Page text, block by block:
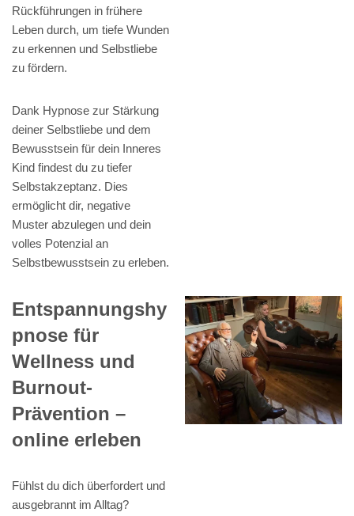
Rückführungen in frühere
Leben durch, um tiefe Wunden
zu erkennen und Selbstliebe
zu fördern.
Dank Hypnose zur Stärkung
deiner Selbstliebe und dem
Bewusstsein für dein Inneres
Kind findest du zu tiefer
Selbstakzeptanz. Dies
ermöglicht dir, negative
Muster abzulegen und dein
volles Potenzial an
Selbstbewusstsein zu erleben.
Entspannungshy
pnose für
Wellness und
Burnout-
Prävention –
online erleben
Fühlst du dich überfordert und
ausgebrannt im Alltag?